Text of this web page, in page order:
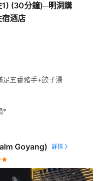
1) (30分鐘)─明洞購
酒店
足五香豬手+餃子湯
*
Goyang)